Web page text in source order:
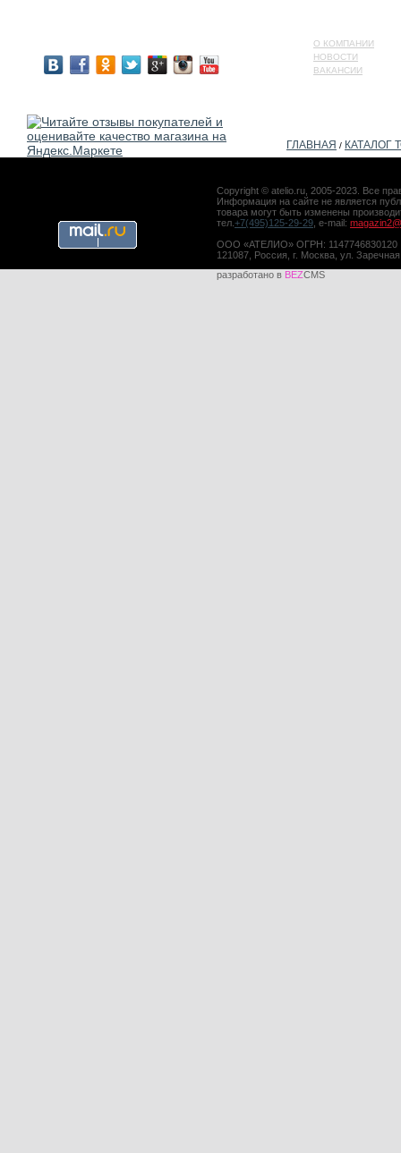
О КОМПАНИИ
НОВОСТИ
ВАКАНСИИ
ГЛАВНАЯ / КАТАЛОГ
Copyright © atelio.ru, 2005-2023. Все
Информация на сайте не является
товара могут быть изменены
тел. +7(495)125-29-29 , e-mail:
ООО «АТЕЛИО» ОГРН: 1147746830120
121087, Россия, г. Москва, ул.
разработано в BEZCMS